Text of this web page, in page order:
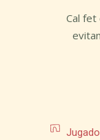
Cal fet